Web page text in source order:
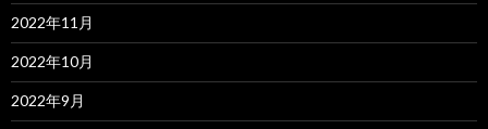
2022年11月
2022年10月
2022年9月